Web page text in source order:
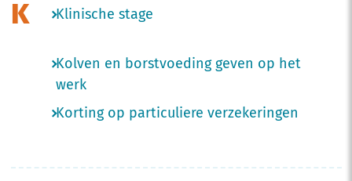
K Klinische stage
Kolven en borstvoeding geven op het
werk
Korting op particuliere verzekeringen